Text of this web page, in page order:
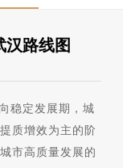
汉路线图
稳定发展期，城
质增效为主的阶
市高质量发展的